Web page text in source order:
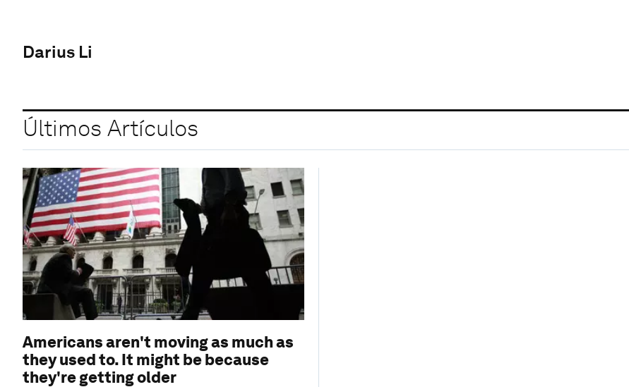
Darius Li
Últimos Artículos
Americans aren't moving as much as
they used to. It might be because
they're getting older